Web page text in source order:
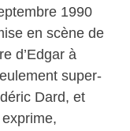
1990
en scène de
d’Edgar à
super-
Dard, et